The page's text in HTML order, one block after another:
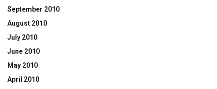
September 2010
August 2010
July 2010
June 2010
May 2010
April 2010